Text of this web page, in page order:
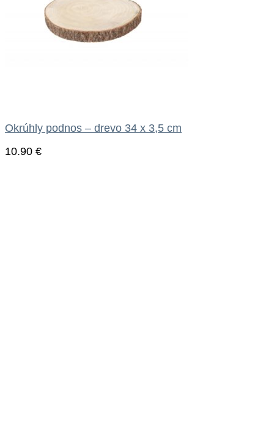
Okrúhly podnos – drevo 34 x 3,5 cm
10.90 €